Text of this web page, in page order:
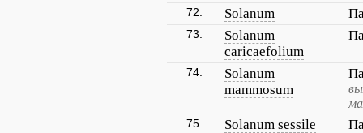
72. Solanum
73.
Solanum
caricaefolium
74.
Solanum
mammosum
75. Solanum sessile